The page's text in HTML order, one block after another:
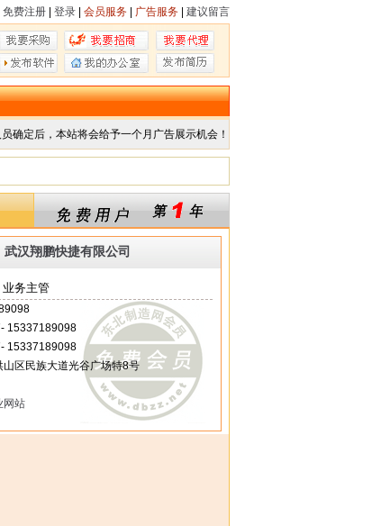
免费注册 登录 会员服务 广告服务 建议留言
确定后，本站将会给予一个月广告展示机会！
武汉翔鹏快捷有限公司
务主管
15337189098
15337189098
山区民族大道光谷广场特8号
网站